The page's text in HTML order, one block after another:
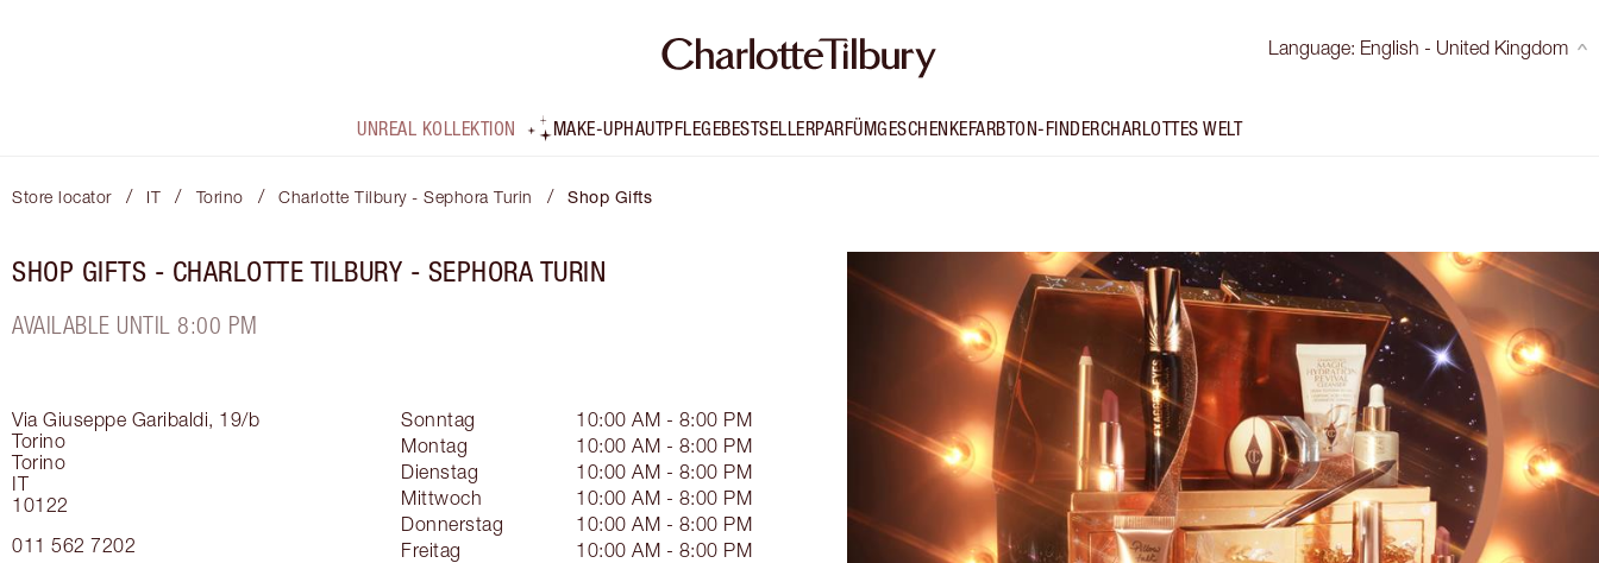
Language: English - United Kingdom
UNREAL KOLLEKTION MAKE-UPHAUTPFLEGEBESTSELLERPARFÜMGESCHENKEFARBTON-FINDERCHARLOTTES WELT
Store locator / IT / Torino / Charlotte Tilbury - Sephora Turin / Shop Gifts
SHOP GIFTS - CHARLOTTE TILBURY - SEPHORA TURIN
AVAILABLE UNTIL 8:00 PM
Via Giuseppe Garibaldi, 19/b
Torino
Torino
IT
10122
011 562 7202
Sonntag
10:00 AM - 8:00 PM
Montag
10:00 AM - 8:00 PM
Dienstag
10:00 AM - 8:00 PM
Mittwoch
10:00 AM - 8:00 PM
Donnerstag
10:00 AM - 8:00 PM
Freitag
10:00 AM - 8:00 PM